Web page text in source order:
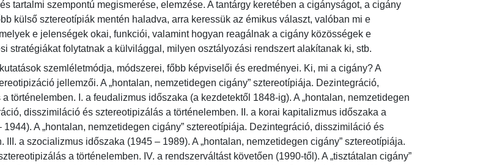
tartalmi szempontú megismerése, elemzése. A tantárgy keretében a cigányságot, a cigány
külső sztereotípiák mentén haladva, arra keressük az émikus választ, valóban mi e
e jelenségek okai, funkciói, valamint hogyan reagálnak a cigány közösségek e
stratégiákat folytatnak a külvilággal, milyen osztályozási rendszert alakítanak ki, stb.
szemléletmódja, módszerei, főbb képviselői és eredményei. Ki, mi a cigány? A
jellemzői. A „hontalan, nemzetidegen cigány” sztereotípiája. Dezintegráció,
történelemben. I. a feudalizmus időszaka (a kezdetektől 1848-ig). A „hontalan, nemzetidegen
disszimiláció és sztereotipizálás a történelemben. II. a korai kapitalizmus időszaka a
A „hontalan, nemzetidegen cigány” sztereotípiája. Dezintegráció, disszimiláció és
III. a szocializmus időszaka (1945 – 1989). A „hontalan, nemzetidegen cigány” sztereotípiája.
a történelemben. IV. a rendszerváltást követően (1990-től). A „tisztátalan cigány”